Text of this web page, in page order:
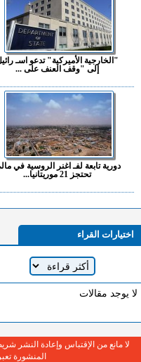
"الخارجية الأميركية" تدعو اسـ
إلى "وقف العنف على ...
دورية تابعة لفـ اغنر الروسية في
تحتجز 21 موريتانيا...
اختيارات القراء
لا يوجد مقالات
لا مانع من الإقتباس وإعادة النشر
المنشورة